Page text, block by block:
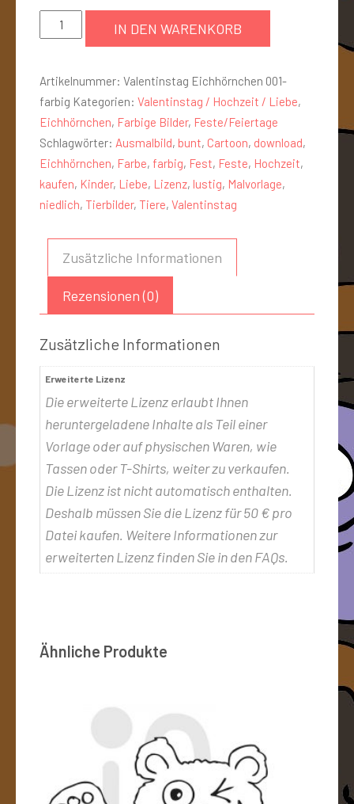
IN DEN WARENKORB
Artikelnummer: Valentinstag Eichhörnchen 001-
farbig Kategorien: Valentinstag / Hochzeit / Liebe,
Eichhörnchen, Farbige Bilder, Feste/Feiertage
Schlagwörter: Ausmalbild, bunt, Cartoon, download,
Eichhörnchen, Farbe, farbig, Fest, Feste, Hochzeit,
kaufen, Kinder, Liebe, Lizenz, lustig, Malvorlage,
niedlich, Tierbilder, Tiere, Valentinstag
Zusätzliche Informationen
Rezensionen (0)
Zusätzliche Informationen
Erweiterte Lizenz
Die erweiterte Lizenz erlaubt Ihnen
heruntergeladene Inhalte als Teil einer
Vorlage oder auf physischen Waren, wie
Tassen oder T-Shirts, weiter zu verkaufen.
Die Lizenz ist nicht automatisch enthalten.
Deshalb müssen Sie die Lizenz für 50 € pro
Datei kaufen. Weitere Informationen zur
erweiterten Lizenz finden Sie in den FAQs.
Ähnliche Produkte